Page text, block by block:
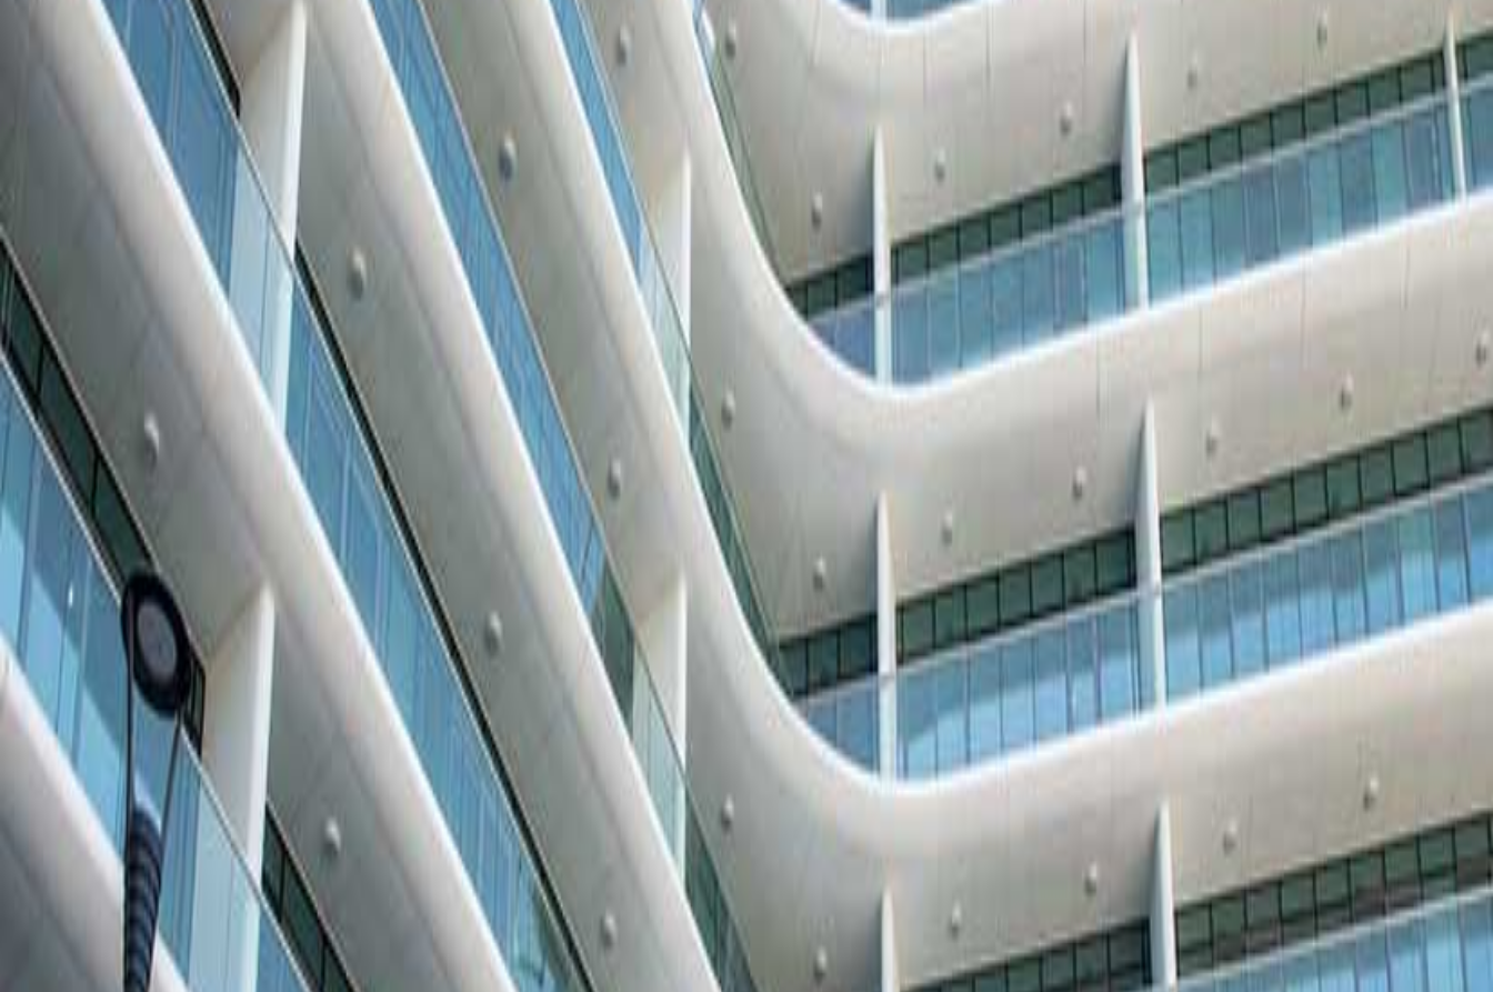
الهديل
شاهد الكتيّب الإلكتروني شاهد على الخارطة
حقائق المشروع
الشقق
أنواع العقارات
متر مربع
32,946
المساحة الإجمالية
غرفتين وصالة
نوع الوحدات
المرافق المجتمعية